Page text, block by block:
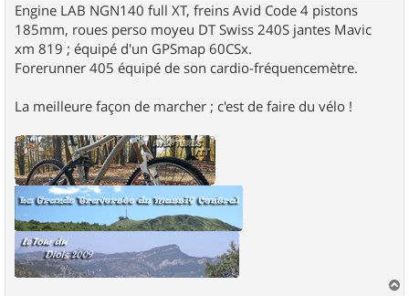
Engine LAB NGN140 full XT, freins Avid Code 4 pistons
185mm, roues perso moyeu DT Swiss 240S jantes Mavic
xm 819 ; équipé d'un GPSmap 60CSx.
Forerunner 405 équipé de son cardio-fréquencemètre.
La meilleure façon de marcher ; c'est de faire du vélo !